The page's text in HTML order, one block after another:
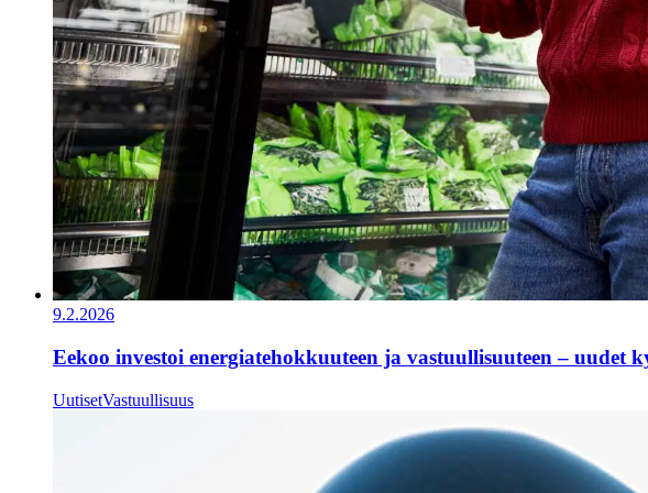
9.2.2026
Eekoo investoi energiatehokkuuteen ja vastuullisuuteen – uudet
UutisetVastuullisuus